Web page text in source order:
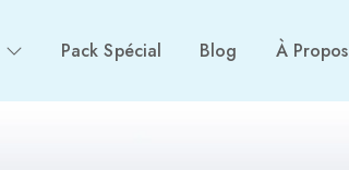
Pack Spécial Blog À Propos